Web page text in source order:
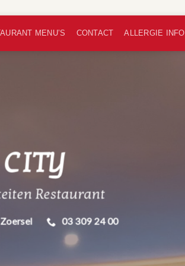
MENU’S CONTACT ALLERGIE INFO
Restaurant
03 309 24 00